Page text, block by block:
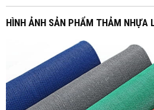
HÌNH ẢNH SẢN PHẨM THẢM NHỰA